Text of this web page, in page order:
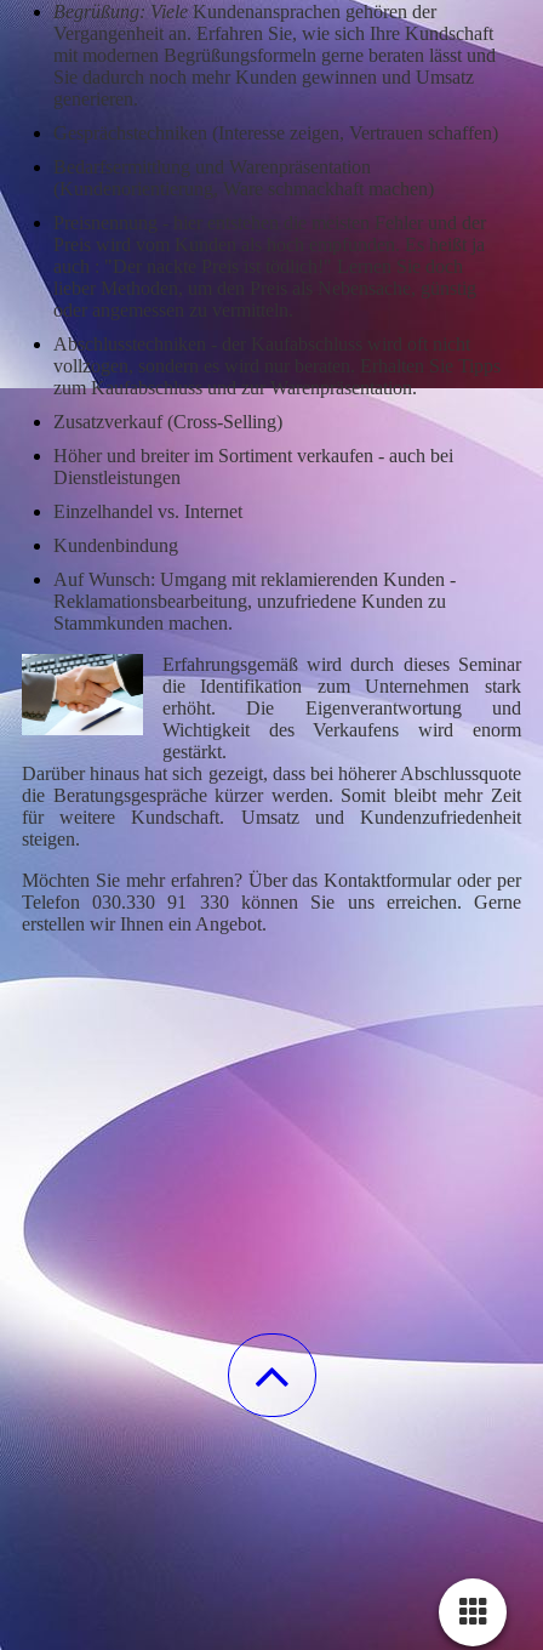
Begrüßung: VieleKundenansprachen gehören der
Vergangenheit an. Erfahren Sie, wie sich Ihre Kundschaft
mit modernen Begrüßungsformeln gerne beraten lässt und
Sie dadurch noch mehr Kunden gewinnen und Umsatz
generieren.
Gesprächstechniken (Interesse zeigen, Vertrauen schaffen)
Bedarfsermittlung und Warenpräsentation
(Kundenorientierung, Ware schmackhaft machen)
Preisnennung - hier entstehen die meisten Fehler und der
Preis wird vom Kunden als hoch empfunden. Es heißt ja
auch : "Der nackte Preis ist tödlich!" Lernen Sie doch
lieber Methoden, um den Preis als Nebensache, günstig
oder angemessen zu vermitteln.
Abschlusstechniken - der Kaufabschluss wird oft nicht
vollzogen, sondern es wird nur beraten. Erhalten Sie Tipps
zum Kaufabschluss und zur Warenpräsentation.
Zusatzverkauf (Cross-Selling)
Höher und breiter im Sortiment verkaufen - auch bei
Dienstleistungen
Einzelhandel vs. Internet
Kundenbindung
Auf Wunsch: Umgang mit reklamierenden Kunden -
Reklamationsbearbeitung, unzufriedene Kunden zu
Stammkunden machen.
Erfahrungsgemäß wird durch dieses Seminar
die Identifikation zum Unternehmen stark
erhöht. Die Eigenverantwortung und
Wichtigkeit des Verkaufens wird enorm
gestärkt.
Darüber hinaus hat sich gezeigt, dass bei höherer Abschlussquote
die Beratungsgespräche kürzer werden. Somit bleibt mehr Zeit
für weitere Kundschaft. Umsatz und Kundenzufriedenheit
steigen.
Möchten Sie mehr erfahren? Über das Kontaktformular oder per
Telefon 030.330 91 330 können Sie uns erreichen. Gerne
erstellen wir Ihnen ein Angebot.